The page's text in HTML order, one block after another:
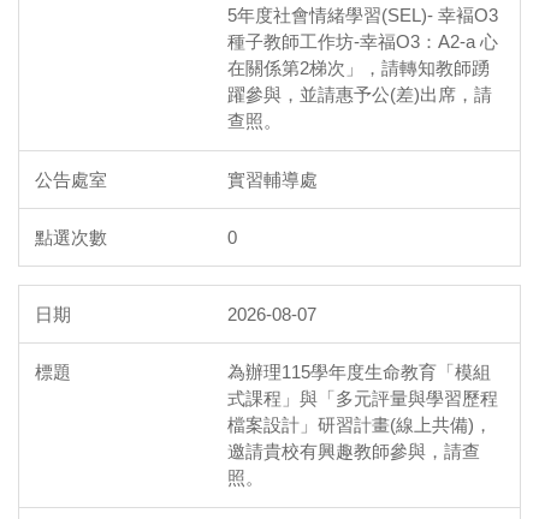
5年度社會情緒學習(SEL)- 幸褔O3
種子教師工作坊-幸福O3：A2-a 心
在關係第2梯次」，請轉知教師踴
躍參與，並請惠予公(差)出席，請
查照。
實習輔導處
0
2026-08-07
為辦理115學年度生命教育「模組
式課程」與「多元評量與學習歷程
檔案設計」研習計畫(線上共備)，
邀請貴校有興趣教師參與，請查
照。